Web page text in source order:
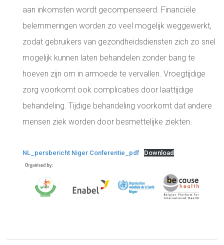
aan inkomsten wordt gecompenseerd. Financiële
belemmeringen worden zo veel mogelijk weggewerkt,
zodat gebruikers van gezondheidsdiensten zich zo snel
mogelijk kunnen laten behandelen zonder bang te
hoeven zijn om in armoede te vervallen. Vroegtijdige
zorg voorkomt ook complicaties door laattijdige
behandeling. Tijdige behandeling voorkomt dat andere
mensen ziek worden door besmettelijke ziekten.
NL_persbericht Niger Conferentie_pdf Download